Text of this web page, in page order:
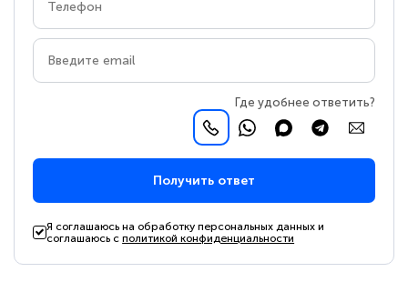
Где удобнее ответить?
Получить ответ
Я соглашаюсь на обработку персональных данных и
соглашаюсь сполитикой конфиденциальности